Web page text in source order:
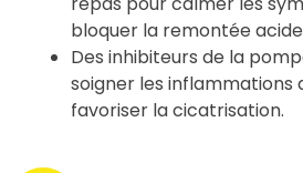
bloquer la remontée acide
Des inhibiteurs de la
soigner les inflammations
favoriser la cicatrisation.